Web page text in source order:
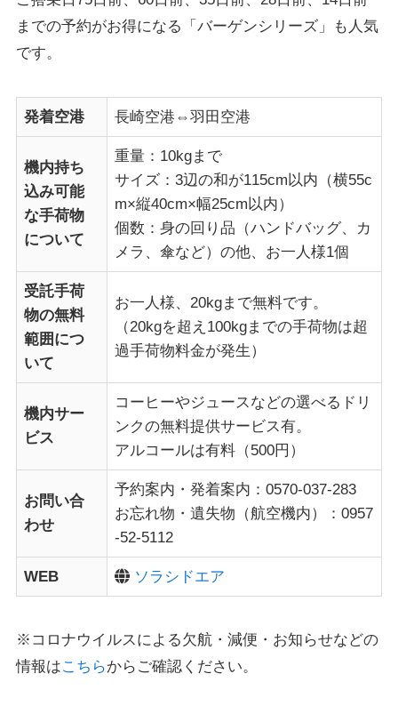
までの予約がお得になる「バーゲンシリーズ」も人気
です。
発着空港 長崎空港⇔羽田空港
機内持ち
込み可能
な手荷物
について
重量：10kgまで
サイズ：3辺の和が115cm以内（横55c
m×縦40cm×幅25cm以内）
個数：身の回り品（ハンドバッグ、カ
メラ、傘など）の他、お一人様1個
受託手荷
物の無料
範囲につ
いて
お一人様、20kgまで無料です。
（20kgを超え100kgまでの手荷物は超
過手荷物料金が発生）
機内サー
ビス
コーヒーやジュースなどの選べるドリ
ンクの無料提供サービス有。
アルコールは有料（500円）
お問い合
わせ
予約案内・発着案内：0570-037-283
お忘れ物・遺失物（航空機内）：0957
-52-5112
WEB ソラシドエア
※コロナウイルスによる欠航・減便・お知らせなどの
情報はこちらからご確認ください。